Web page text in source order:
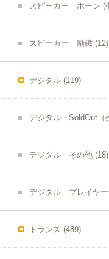
スピーカー ホーン
スピーカー 励磁 (12)
デジタル (119)
デジタル SoldOut（
デジタル その他 (18)
デジタル プレイヤー
トランス (489)